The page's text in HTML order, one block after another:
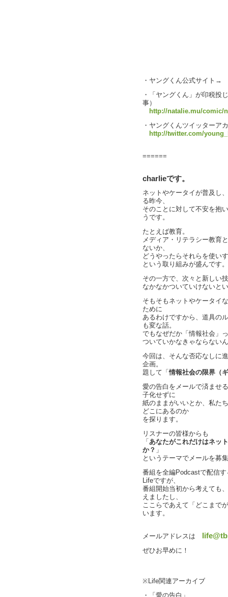
・ヤングくん公式サイト→
・「ヤングくん」が印税投
事）
http://natalie.mu/comic/
・ヤングくんツイッターア
http://twitter.com/
======
charlieです。
ネットやケータイが普及し
る昨今、
そのことに対して不安を抱
うです。
たとえば教育。
メディア・リテラシー教育
ないか、
どうやったらそれらを使い
という取り組みが盛んです。
その一方で、次々と新しい
なかなかついていけないと
そもそもネットやケータイ
ために
あるわけですから、道具の
も変な話。
でもなぜだか「情報社会」
ついていかなきゃならない
今回は、そんな否応なしに
企画。
題して「情報社会の限界（
愛の告白をメールで済ませ
子化せずに
紙のままがいいとか、私た
どこにあるのか
を探ります。
リスナーの皆様からも
「 あなたがこれだけはネッ
か？ 」
というテーマでメールを募
番組を全編Podcastで配信
Lifeですが、
番組開始当初から考えても
えましたし、
ここらであえて「どこまで
います。
メールアドレスは
ぜひお早めに！
※Life関連アーカイブ
・「愛の告白」